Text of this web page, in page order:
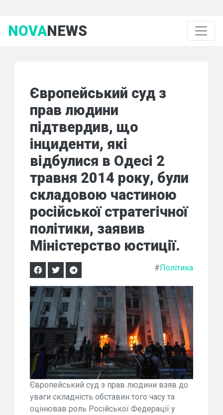
NOVANEWS
Європейський суд з
прав людини
підтвердив, що
інциденти, які
відбулися в Одесі 2
травня 2014 року, були
складовою частиною
російської стратегічної
політики, заявив
Міністерство юстиції.
#Політика
Європейський суд з прав людини взяв до
уваги складність обставин того часу та
оцінював роль Російської Федерації у